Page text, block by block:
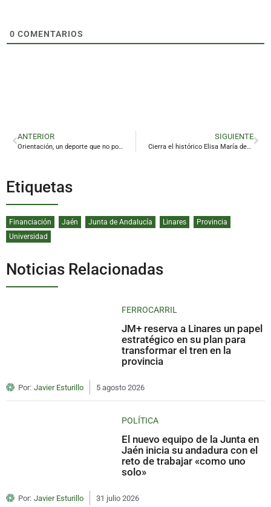
0 COMENTARIOS
ANTERIOR SIGUIENTE
Cierra el histórico Elisa María después de más de medio siglo «al servicio» de Linares
Etiquetas
Financiación Jaén Junta de Andalucía Linares
Provincia
Universidad
Noticias Relacionadas
FERROCARRIL
JM+ reserva a Linares un papel
estratégico en su plan para
transformar el tren en la
provincia
Por: Javier Esturillo 5 agosto 2026
POLÍTICA
El nuevo equipo de la Junta en
Jaén inicia su andadura con el
reto de trabajar «como uno
solo»
Por: Javier Esturillo 31 julio 2026